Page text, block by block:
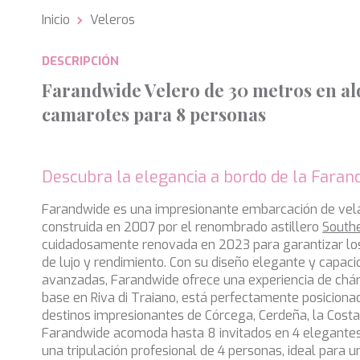
Inicio Veleros
DESCRIPCIÓN
Farandwide Velero de 30 metros en
camarotes para 8 personas
Descubra la elegancia a bordo de la
Farandwide es una impresionante embarcación de
construida en 2007 por el renombrado astillero
cuidadosamente renovada en 2023 para garantizar
de lujo y rendimiento. Con su diseño elegante y
avanzadas, Farandwide ofrece una experiencia de
base en Riva di Traiano, está perfectamente
destinos impresionantes de Córcega, Cerdeña, la
Farandwide acomoda hasta 8 invitados en 4
una tripulación profesional de 4 personas, ideal para
los
Estas
en el
usuario.